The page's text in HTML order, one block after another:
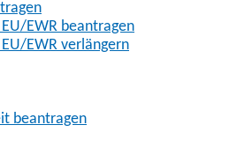
EWR beantragen
EWR verlängern
beantragen